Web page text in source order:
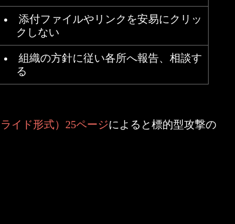
添付ファイルやリンクを安易にクリッ
クしない
組織の方針に従い各所へ報告、相談す
る
イド形式）25ページによると標的型攻撃の